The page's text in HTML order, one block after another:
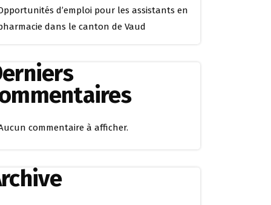
d’emploi pour les assistants en
dans le canton de Vaud
commentaire à afficher.